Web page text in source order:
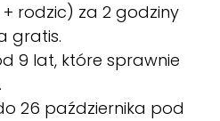
rodzic) za 2 godziny
gratis.
9 lat, które sprawnie
26 października pod